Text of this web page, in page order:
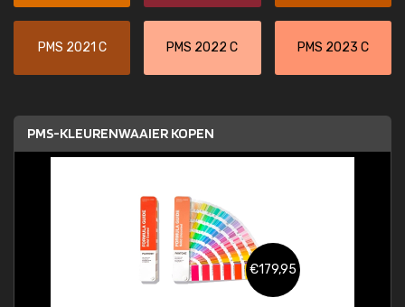
PMS 2021 C PMS 2022 C PMS 2023 C
PMS-KLEURENWAAIER KOPEN
€179,95